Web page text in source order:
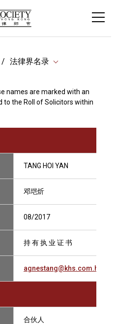
法律界名录
names are marked with an
to the Roll of Solicitors within
TANG HOI YAN
邓垲炘
08/2017
持 有 执 业 证 书
agnestang@khs.com.hk
合伙人